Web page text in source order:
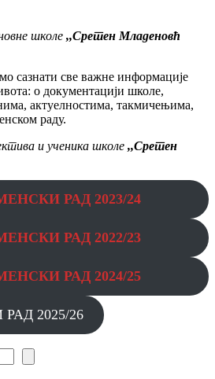
школе ,,Сретен Младеновћ
сазнати све важне информације
о документацији школе,
актуелностима, такмичењима,
раду.
и ученика школе ,,Сретен
РАД 2023/24
РАД 2022/23
РАД 2024/25
2025/26